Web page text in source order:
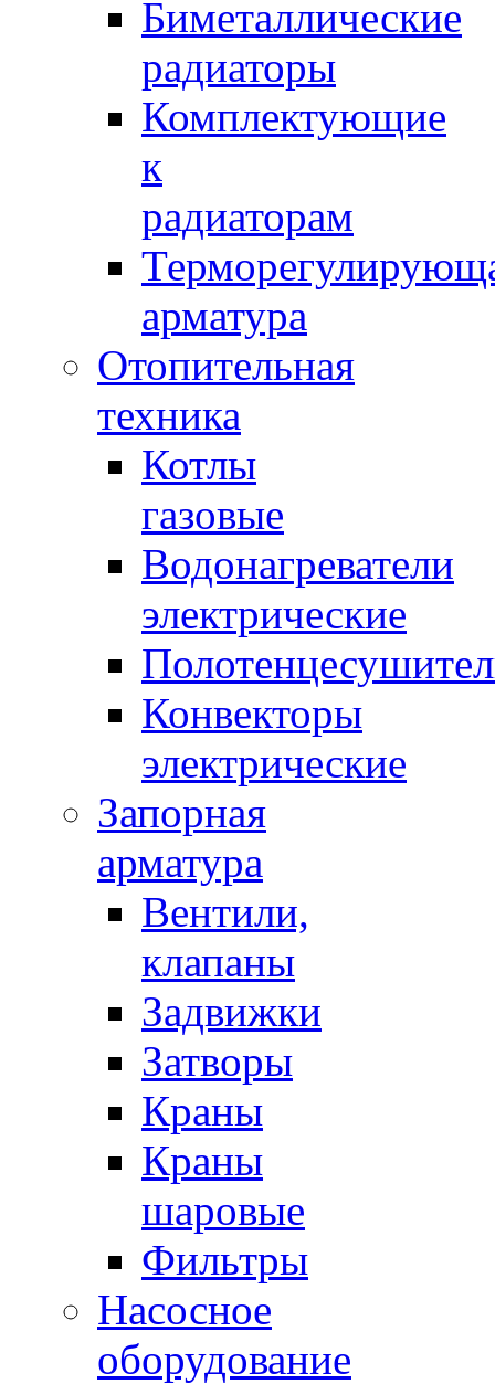
Биметаллические
радиаторы
Комплектующие
к
радиаторам
арматура
Отопительная
техника
Котлы
газовые
Водонагреватели
электрические
Конвекторы
электрические
Запорная
арматура
Вентили,
клапаны
Задвижки
Затворы
Краны
Краны
шаровые
Фильтры
Насосное
оборудование